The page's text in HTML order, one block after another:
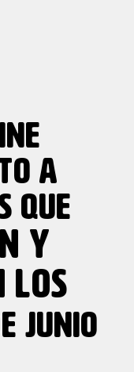
A
QUE
Y
LOS
JUNIO